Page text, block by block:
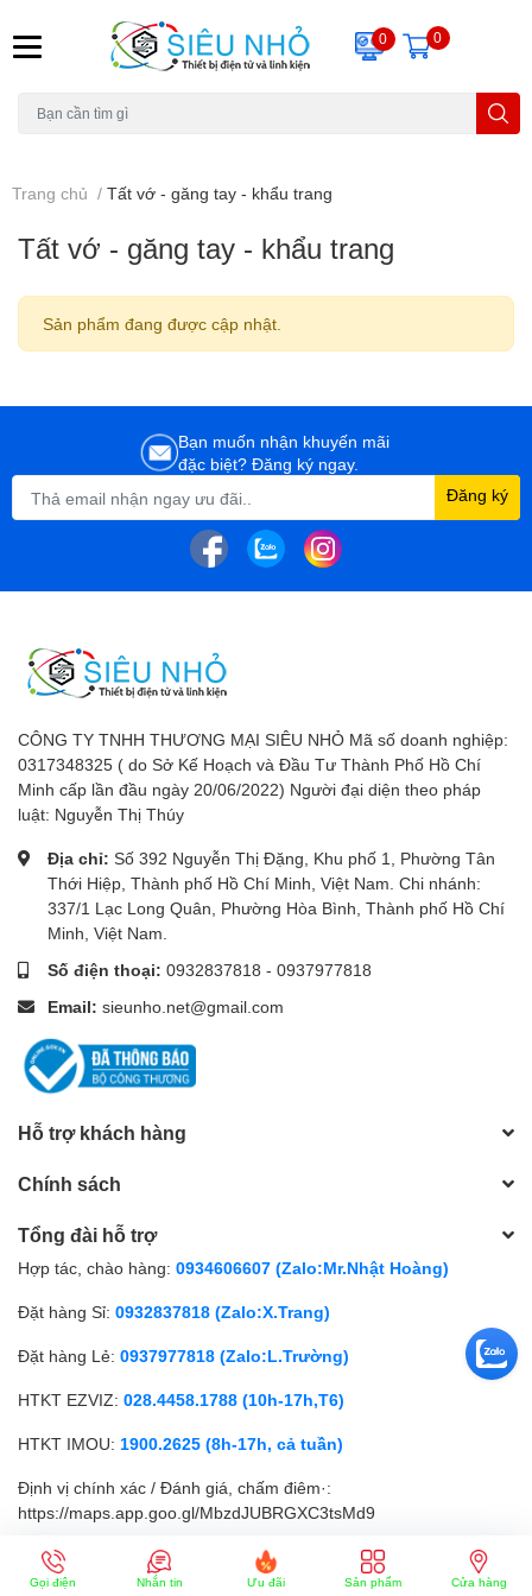
0 0
Trang chủ / Tất vớ - găng tay - khẩu trang
Tất vớ - găng tay - khẩu trang
Sản phẩm đang được cập nhật.
Bạn muốn nhận khuyến mãi
đặc biệt? Đăng ký ngay.
Đăng ký
CÔNG TY TNHH THƯƠNG MẠI SIÊU NHỎ Mã số doanh nghiệp:
0317348325 ( do Sở Kế Hoạch và Đầu Tư Thành Phố Hồ Chí
Minh cấp lần đầu ngày 20/06/2022) Người đại diện theo pháp
luật: Nguyễn Thị Thúy
Địa chỉ: Số 392 Nguyễn Thị Đặng, Khu phố 1, Phường Tân
Thới Hiệp, Thành phố Hồ Chí Minh, Việt Nam. Chi nhánh:
337/1 Lạc Long Quân, Phường Hòa Bình, Thành phố Hồ Chí
Minh, Việt Nam.
Số điện thoại: 0932837818 - 0937977818
Email: sieunho.net@gmail.com
Hỗ trợ khách hàng
Chính sách
Tổng đài hỗ trợ
Hợp tác, chào hàng: 0934606607 (Zalo:Mr.Nhật Hoàng)
Đặt hàng Sỉ: 0932837818 (Zalo:X.Trang)
Đặt hàng Lẻ: 0937977818 (Zalo:L.Trường)
HTKT EZVIZ: 028.4458.1788 (10h-17h,T6)
HTKT IMOU: 1900.2625 (8h-17h, cả tuần)
Định vị chính xác / Đánh giá, chấm điêm·:
https://maps.app.goo.gl/MbzdJUBRGXC3tsMd9
© Bản quyền thuộc về SIÊU NHỎ| Cung cấp bởiSapo
Gọi điện Nhắn tin Ưu đãi Sản phẩm Cửa hàng